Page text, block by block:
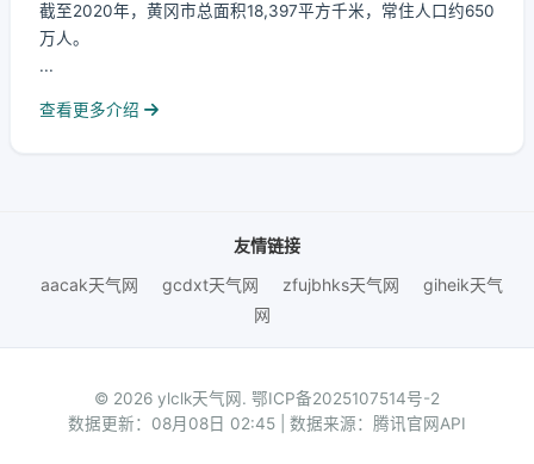
截至2020年，黄冈市总面积18,397平方千米，常住人口约650
万人。
...
查看更多介绍
友情链接
aacak天气网
gcdxt天气网 zfujbhks天气网
giheik天气
网
© 2026 ylclk天气网. 鄂ICP备2025107514号-2
数据更新：08月08日 02:45 | 数据来源：腾讯官网API